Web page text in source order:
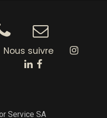
suivre
Service SA